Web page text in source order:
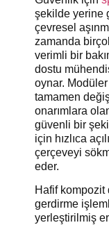
şekilde yerine
çevresel
zamanda
verimli bir
dostu
oynar.
tamamen
onarımlara
güvenli bir
için hızlıca
çerçeveyi
eder.
Hafif
gerdirme
yerleştirilmiş